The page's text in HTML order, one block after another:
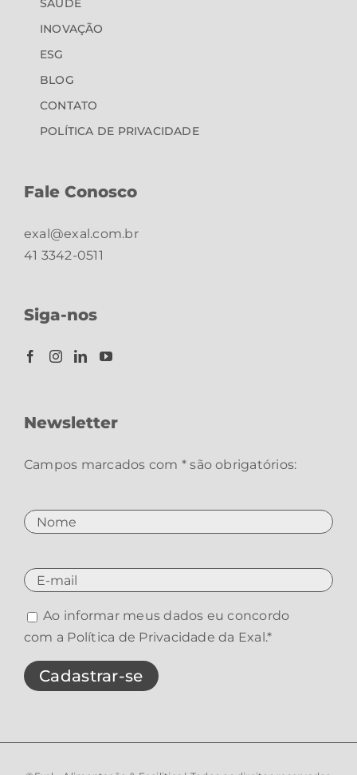
SAÚDE
INOVAÇÃO
ESG
BLOG
CONTATO
POLÍTICA DE PRIVACIDADE
Fale Conosco
exal@exal.com.br
41 3342-0511
Siga-nos
Newsletter
Campos marcados com * são obrigatórios:
Ao informar meus dados eu concordo
com a Política de Privacidade da Exal .*